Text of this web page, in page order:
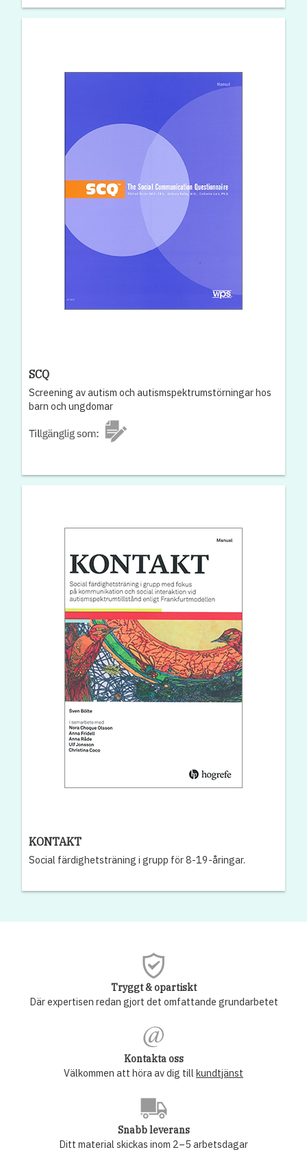
SCQ
Screening av autism och autismspektrumstörningar hos
barn och ungdomar
KONTAKT
Social färdighetsträning i grupp för 8-19-åringar.
Tryggt & opartiskt
Där expertisen redan gjort det omfattande grundarbetet
Kontakta oss
Välkommen att höra av dig tillkundtjänst
Snabb leverans
Ditt material skickas inom 2–5 arbetsdagar